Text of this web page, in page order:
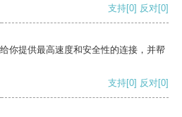
支持[0] 反对[0]
你提供最高速度和安全性的连接，并帮
支持[0] 反对[0]